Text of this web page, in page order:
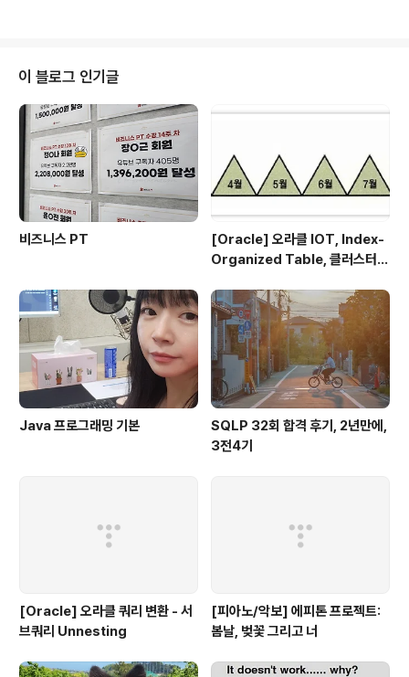
시절인연들이여,모두 행복하길. 그러다나는 너를 사랑하고
너도 날 사랑하는이 시절을 기억해 그리 길진 못할 거야사
랑의 이름으로
이 블로그 인기글
비즈니스 PT
[Oracle] 오라클 IOT, Index-
Organized Table, 클러스터
Java 프로그래밍 기본
SQLP 32회 합격 후기, 2년만에,
3전4기
[Oracle] 오라클 쿼리 변환 - 서
브쿼리 Unnesting
[피아노/악보] 에피톤 프로젝트:
봄날, 벚꽃 그리고 너